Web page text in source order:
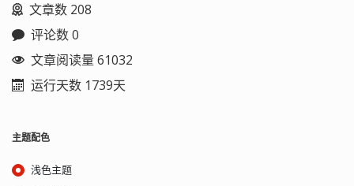
文章数 208
评论数 0
文章阅读量 61032
运行天数 1739天
主题配色
浅色主题